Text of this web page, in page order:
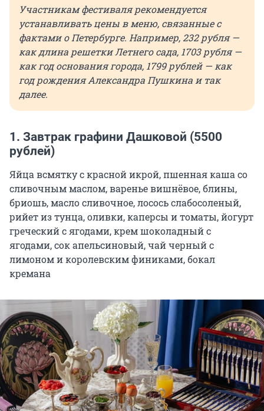
Участникам фестиваля рекомендуется
устанавливать цены в меню, связанные с
фактами о Петербурге. Например, 232 рубля —
как длина решетки Летнего сада, 1703 рубля —
как год основания города, 1799 рублей — как
год рождения Александра Пушкина и так
далее.
1. Завтрак графини Дашковой (5500
рублей)
Яйца всмятку с красной икрой, пшенная каша со
сливочным маслом, варенье вишнёвое, блины,
бриошь, масло сливочное, лосось слабосоленый,
рийет из тунца, оливки, каперсы и томаты, йогурт
греческий с ягодами, крем шоколадный с
ягодами, сок апельсиновый, чай черный с
лимоном и королевским финиками, бокал
кремана